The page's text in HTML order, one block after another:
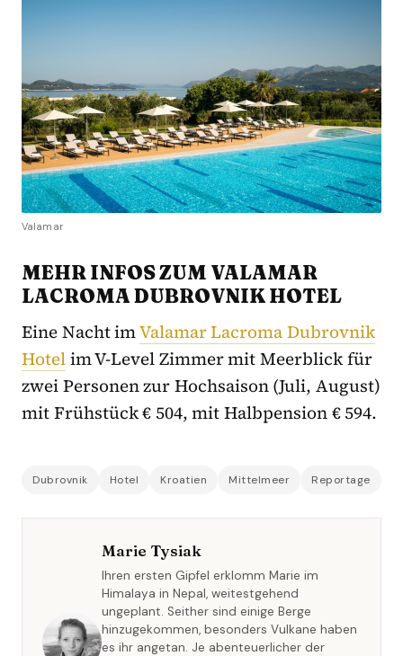
Valamar
MEHR INFOS ZUM VALAMAR
LACROMA DUBROVNIK HOTEL
Eine Nacht imValamar Lacroma Dubrovnik
Hotelim V-Level Zimmer mit Meerblick für
zwei Personen zur Hochsaison (Juli, August)
mit Frühstück € 504, mit Halbpension € 594.
Dubrovnik Hotel Kroatien Mittelmeer Reportage
Marie Tysiak
Ihren ersten Gipfel erklomm Marie im
Himalaya in Nepal, weitestgehend
ungeplant. Seither sind einige Berge
hinzugekommen, besonders Vulkane haben
es ihr angetan. Je abenteuerlicher der